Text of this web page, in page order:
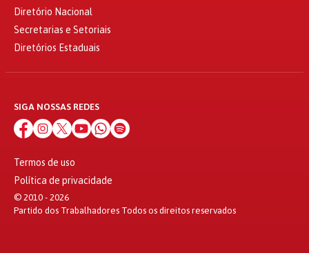
Diretório Nacional
Secretarias e Setoriais
Diretórios Estaduais
SIGA NOSSAS REDES
Termos de uso
Política de privacidade
© 2010 - 2026
Partido dos Trabalhadores Todos os direitos reservados